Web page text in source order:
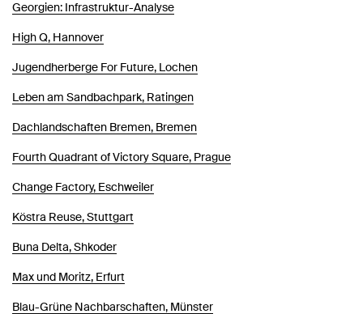
Georgien: Infrastruktur-Analyse
High Q, Hannover
Jugendherberge For Future, Lochen
Leben am Sandbachpark, Ratingen
Dachlandschaften Bremen, Bremen
Fourth Quadrant of Victory Square, Prague
Change Factory, Eschweiler
Köstra Reuse, Stuttgart
Buna Delta, Shkoder
Max und Moritz, Erfurt
Blau-Grüne Nachbarschaften, Münster